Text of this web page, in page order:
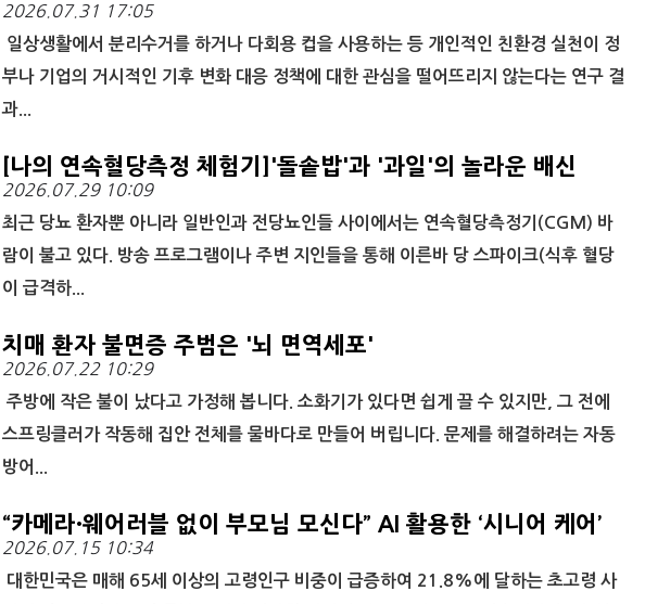
2026.07.31 17:05
일상생활에서 분리수거를 하거나 다회용 컵을 사용하는 등 개인적인 친환경 실천이 정
부나 기업의 거시적인 기후 변화 대응 정책에 대한 관심을 떨어뜨리지 않는다는 연구 결
과...
[나의 연속혈당측정 체험기]'돌솥밥'과 '과일'의 놀라운 배신
2026.07.29 10:09
최근 당뇨 환자뿐 아니라 일반인과 전당뇨인들 사이에서는 연속혈당측정기(CGM) 바
람이 불고 있다. 방송 프로그램이나 주변 지인들을 통해 이른바 당 스파이크(식후 혈당
이 급격하...
치매 환자 불면증 주범은 '뇌 면역세포'
2026.07.22 10:29
주방에 작은 불이 났다고 가정해 봅니다. 소화기가 있다면 쉽게 끌 수 있지만, 그 전에
스프링클러가 작동해 집안 전체를 물바다로 만들어 버립니다. 문제를 해결하려는 자동
방어...
“카메라·웨어러블 없이 부모님 모신다” AI 활용한 ‘시니어 케어’
혁신
2026.07.15 10:34
대한민국은 매해 65세 이상의 고령인구 비중이 급증하여 21.8%에 달하는 초고령 사